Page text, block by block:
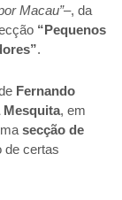
Macau”–, da
“Pequenos
.
Fernando
Mesquita, em
secção de
de certas